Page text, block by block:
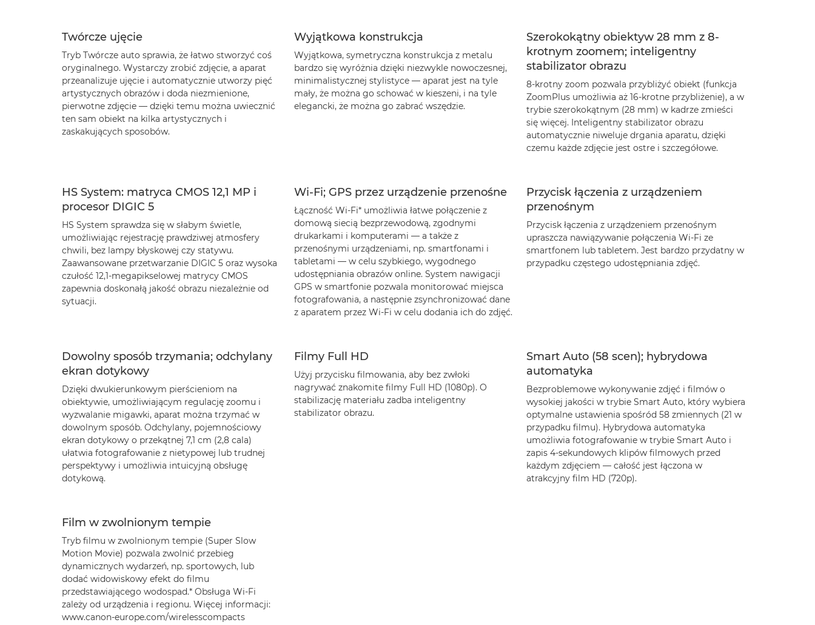
Twórcze ujęcie
Tryb Twórcze auto sprawia, że łatwo stworzyć coś
oryginalnego. Wystarczy zrobić zdjęcie, a aparat
przeanalizuje ujęcie i automatycznie utworzy pięć
artystycznych obrazów i doda niezmienione,
pierwotne zdjęcie — dzięki temu można uwiecznić
ten sam obiekt na kilka artystycznych i
zaskakujących sposobów.
Wyjątkowa konstrukcja
Wyjątkowa, symetryczna konstrukcja z metalu
bardzo się wyróżnia dzięki niezwykle nowoczesnej,
minimalistycznej stylistyce — aparat jest na tyle
mały, że można go schować w kieszeni, i na tyle
elegancki, że można go zabrać wszędzie.
Szerokokątny obiektyw 28 mm z 8-
krotnym zoomem; inteligentny
stabilizator obrazu
8-krotny zoom pozwala przybliżyć obiekt (funkcja
ZoomPlus umożliwia aż 16-krotne przybliżenie), a w
trybie szerokokątnym (28 mm) w kadrze zmieści
się więcej. Inteligentny stabilizator obrazu
automatycznie niweluje drgania aparatu, dzięki
czemu każde zdjęcie jest ostre i szczegółowe.
HS System: matryca CMOS 12,1 MP i
procesor DIGIC 5
HS System sprawdza się w słabym świetle,
umożliwiając rejestrację prawdziwej atmosfery
chwili, bez lampy błyskowej czy statywu.
Zaawansowane przetwarzanie DIGIC 5 oraz wysoka
czułość 12,1-megapikselowej matrycy CMOS
zapewnia doskonałą jakość obrazu niezależnie od
sytuacji.
Wi-Fi; GPS przez urządzenie przenośne
Łączność Wi-Fi* umożliwia łatwe połączenie z
domową siecią bezprzewodową, zgodnymi
drukarkami i komputerami — a także z
przenośnymi urządzeniami, np. smartfonami i
tabletami — w celu szybkiego, wygodnego
udostępniania obrazów online. System nawigacji
GPS w smartfonie pozwala monitorować miejsca
fotografowania, a następnie zsynchronizować dane
z aparatem przez Wi-Fi w celu dodania ich do zdjęć.
Przycisk łączenia z urządzeniem
przenośnym
Przycisk łączenia z urządzeniem przenośnym
upraszcza nawiązywanie połączenia Wi-Fi ze
smartfonem lub tabletem. Jest bardzo przydatny w
przypadku częstego udostępniania zdjęć.
Dowolny sposób trzymania; odchylany
ekran dotykowy
Dzięki dwukierunkowym pierścieniom na
obiektywie, umożliwiającym regulację zoomu i
wyzwalanie migawki, aparat można trzymać w
dowolnym sposób. Odchylany, pojemnościowy
ekran dotykowy o przekątnej 7,1 cm (2,8 cala)
ułatwia fotografowanie z nietypowej lub trudnej
perspektywy i umożliwia intuicyjną obsługę
dotykową.
Filmy Full HD
Użyj przycisku filmowania, aby bez zwłoki
nagrywać znakomite filmy Full HD (1080p). O
stabilizację materiału zadba inteligentny
stabilizator obrazu.
Smart Auto (58 scen); hybrydowa
automatyka
Bezproblemowe wykonywanie zdjęć i filmów o
wysokiej jakości w trybie Smart Auto, który wybiera
optymalne ustawienia spośród 58 zmiennych (21 w
przypadku filmu). Hybrydowa automatyka
umożliwia fotografowanie w trybie Smart Auto i
zapis 4-sekundowych klipów filmowych przed
każdym zdjęciem — całość jest łączona w
atrakcyjny film HD (720p).
Film w zwolnionym tempie
Tryb filmu w zwolnionym tempie (Super Slow
Motion Movie) pozwala zwolnić przebieg
dynamicznych wydarzeń, np. sportowych, lub
dodać widowiskowy efekt do filmu
przedstawiającego wodospad.* Obsługa Wi-Fi
zależy od urządzenia i regionu. Więcej informacji:
www.canon-europe.com/wirelesscompacts